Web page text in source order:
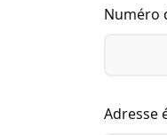
Numéro
Adresse